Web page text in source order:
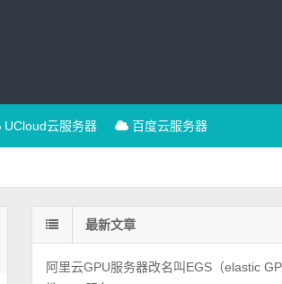
UCloud云服务器 百度云服务器
最新文章
阿里云GPU服务器改名叫EGS（elastic